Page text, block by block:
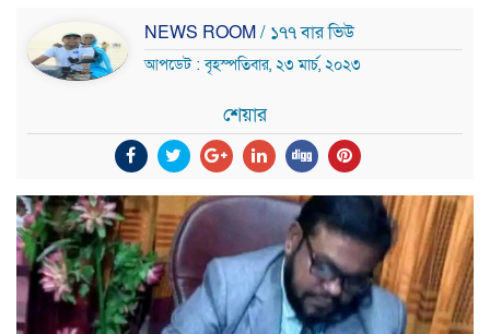
NEWS ROOM/ ১৭৭ বার ভিউ
আপডেট : বৃহস্পতিবার, ২৩ মার্চ, ২০২৩
শেয়ার